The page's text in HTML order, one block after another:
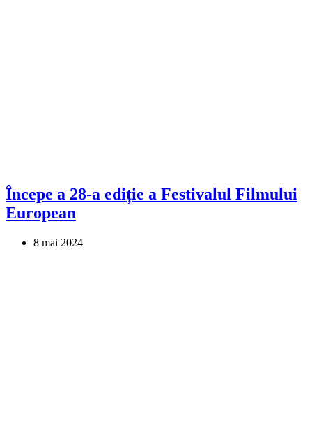
Începe a 28-a ediție a Festivalul Filmului
European
8 mai 2024